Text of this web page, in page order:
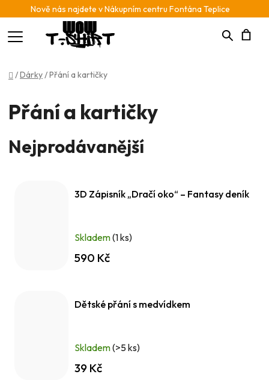
Nově nás najdete v Nákupním centru Fontána Teplice
Hledat
Domů
/Dárky/Přání a kartičky
Přání a kartičky
Nejprodávanější
3D Zápisník „Dračí oko“ – Fantasy deník
Skladem(1 ks)
590 Kč
Dětské přání s medvídkem
Skladem(>5 ks)
39 Kč